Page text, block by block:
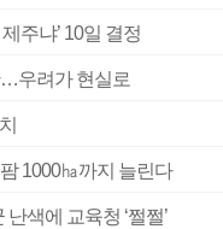
주냐’ 10일 결정
…우려가 현실로
1000㏊까지 늘린다
색에 교육청 ‘쩔쩔’